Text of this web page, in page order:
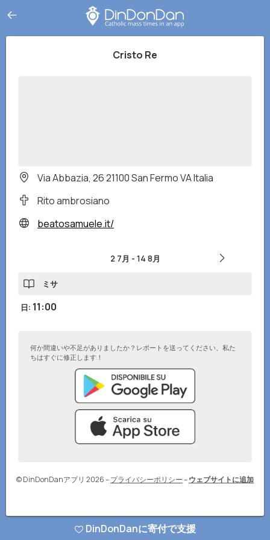
Cristo Re
Via Abbazia, 26 21100 San Fermo VA Italia
Rito ambrosiano
beatosamuele.it/
2 7月 - 14 8月
ミサ
日: 11:00
何か間違いや不足がありましたか？レポートを送ってください、私た
ちはすぐに修正します！
© DinDonDanアプリ 2026–プライバシーポリシー–ウェブサイトに追加
DinDonDanに寄付で支援